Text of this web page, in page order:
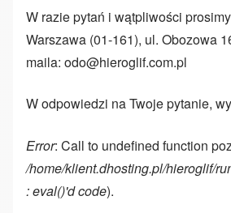
W razie pytań i wątpliwości
Warszawa (01-161), ul. Obozowa
maila: odo@hieroglif.com.pl
W odpowiedzi na Twoje pytanie,
Error: Call to undefined function
/home/klient.dhosting.pl/hieroglif/
: eval()'d code).